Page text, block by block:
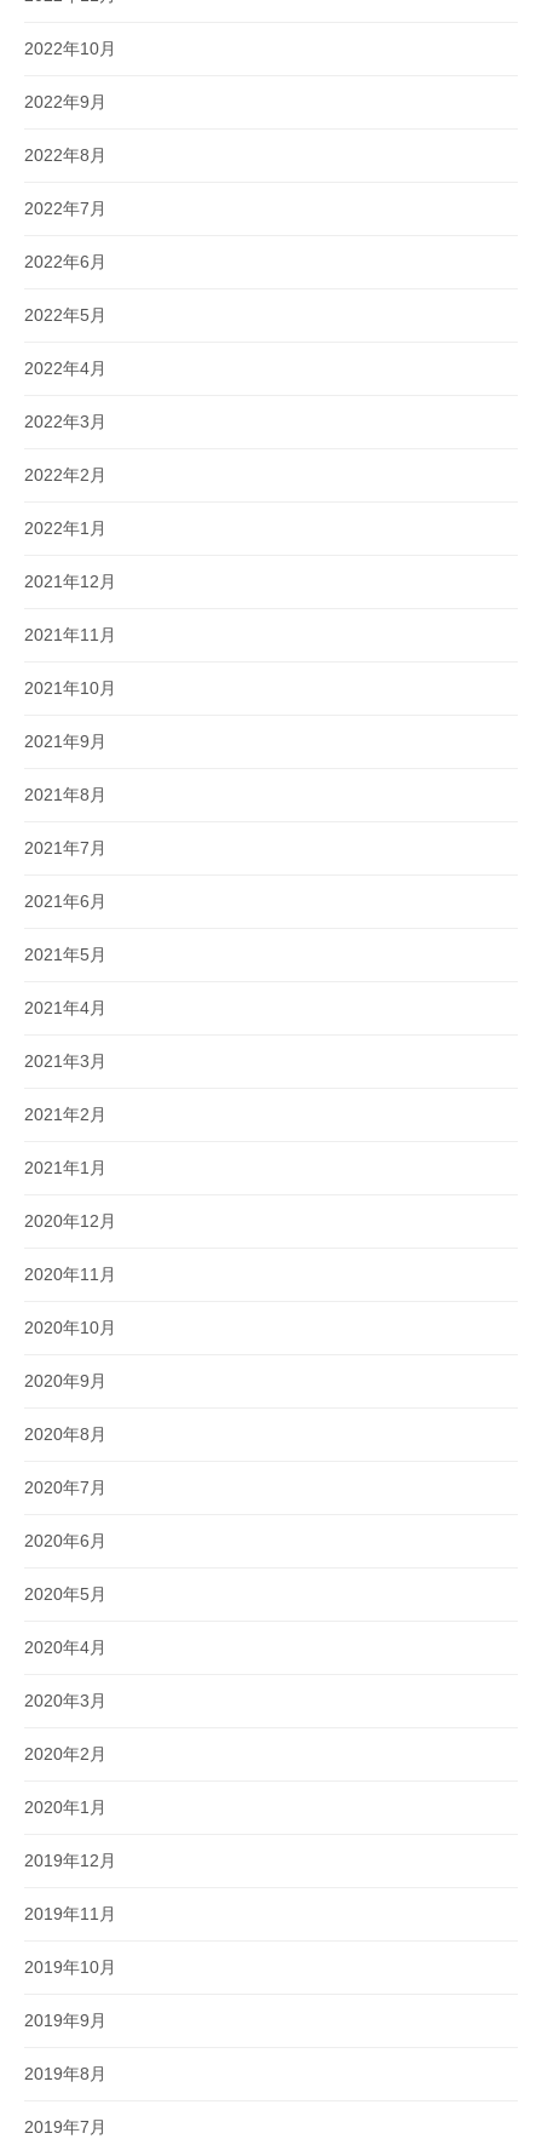
2022年10月
2022年9月
2022年8月
2022年7月
2022年6月
2022年5月
2022年4月
2022年3月
2022年2月
2022年1月
2021年12月
2021年11月
2021年10月
2021年9月
2021年8月
2021年7月
2021年6月
2021年5月
2021年4月
2021年3月
2021年2月
2021年1月
2020年12月
2020年11月
2020年10月
2020年9月
2020年8月
2020年7月
2020年6月
2020年5月
2020年4月
2020年3月
2020年2月
2020年1月
2019年12月
2019年11月
2019年10月
2019年9月
2019年8月
2019年7月